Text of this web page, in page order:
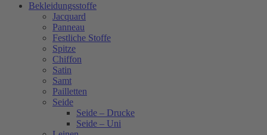
Bekleidungsstoffe
Jacquard
Panneau
Festliche Stoffe
Spitze
Chiffon
Satin
Samt
Pailletten
Seide
Seide – Drucke
Seide – Uni